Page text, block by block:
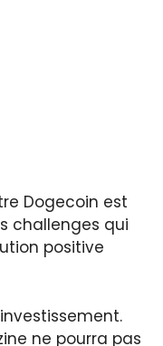
Dogecoin est
challenges qui
positive
ne pourra pas